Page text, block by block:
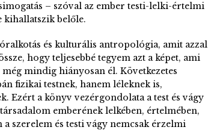
– szóval az ember testi-lelki-értelmi
kihallatszik belőle.
és kulturális antropológia, amit azzal
hogy teljesebbé tegyem azt a képet, ami
mindig hiányosan él. Következetes
fizikai testnek, hanem léleknek is,
Ezért a könyv vezérgondolata a test és vágy
emberének lelkében, értelmében,
szerelem és testi vágy nemcsak érzelmi